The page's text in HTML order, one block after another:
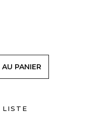
PANIER
LISTE